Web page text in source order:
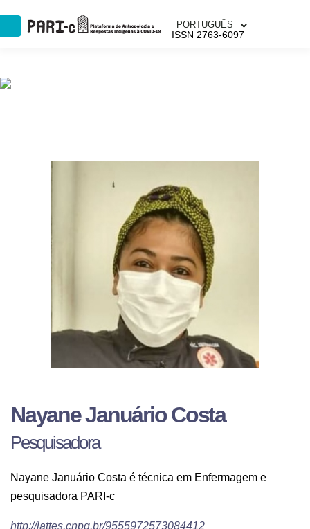
PORTUGUÊS
ISSN 2763-6097
Nayane Januário Costa
Pesquisadora
Nayane Januário Costa é técnica em Enfermagem e
pesquisadora PARI-c
http://lattes.cnpq.br/9555972573084412